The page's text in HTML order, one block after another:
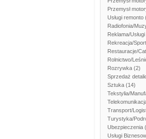
Przemysł
Usługi remonto
Radiofonia/
Reklama/Usługi
Rekreacja/Sport
Restauracje/
Rolnictwo/
Rozrywka (2)
Sprzedaż
Sztuka (14)
Tekstylia/
Transport/
Turystyka/
Ubezpieczenia
Usługi